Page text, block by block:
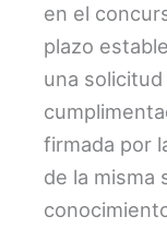
en el
plazo
una
firmada por
de la misma